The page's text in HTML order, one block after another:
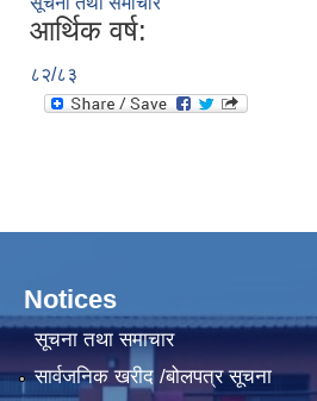
आर्थिक वर्ष:
८२/८३
Notices
सूचना तथा समाचार
सार्वजनिक खरीद /बोलपत्र सूचना